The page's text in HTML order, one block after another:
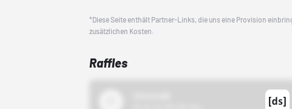
*Diese Seite enthält Partner-Links, die uns eine Provision
zusätzlichen Kosten.
Raffles